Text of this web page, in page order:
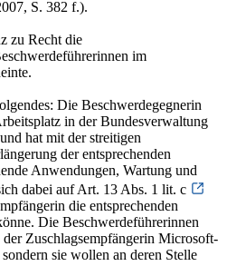
S. 382 f.).
zu Recht die
im
Die Beschwerdegegnerin
in der Bundesverwaltung
hat mit der streitigen
der entsprechenden
Anwendungen, Wartung und
dabei auf Art. 13 Abs. 1 lit. c
die entsprechenden
Die Beschwerdeführerinnen
Zuschlagsempfängerin Microsoft-
sie wollen an deren Stelle